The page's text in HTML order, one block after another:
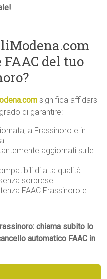
del tuo
significa affidarsi
di garantire:
a Frassinoro e in
aggiornati sulle
di alta qualità.
sorprese.
FAAC Frassinoro e
chiama subito lo
automatico FAAC in